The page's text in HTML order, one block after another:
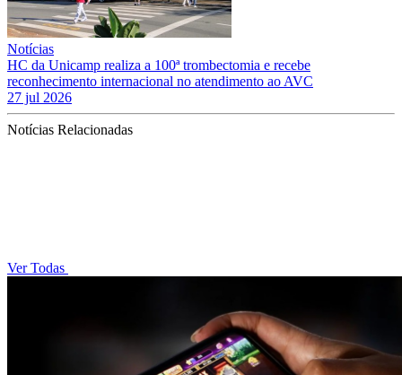
Notícias
HC da Unicamp realiza a 100ª trombectomia e recebe
reconhecimento internacional no atendimento ao AVC
27 jul 2026
Notícias Relacionadas
Ver Todas